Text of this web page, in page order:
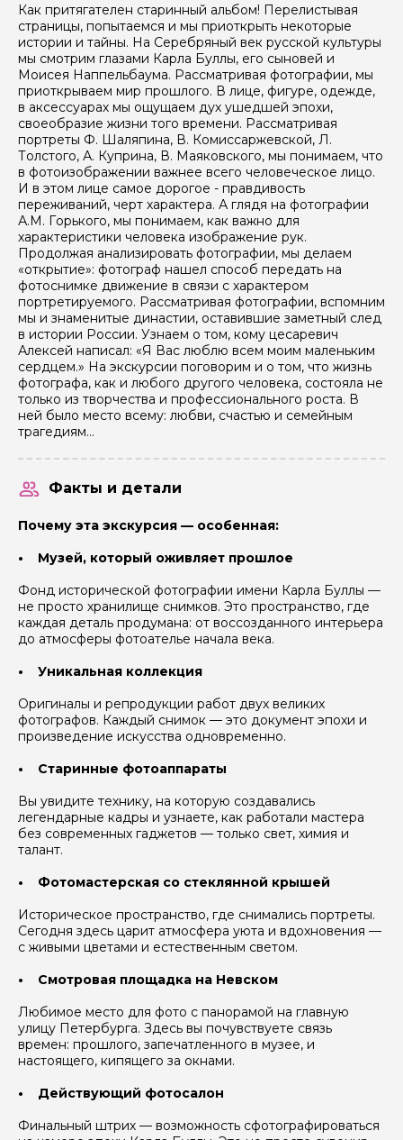
1 2 3
8 9 10 11 12
440 ₽
22 23 24 25 26 27
440 ₽
30
19
440 ₽
Как притягателен старинный альбом! Перелистывая
страницы, попытаемся и мы приоткрыть некоторые
истории и тайны. На Серебряный век русской культуры
мы смотрим глазами Карла Буллы, его сыновей и
Моисея Наппельбаума. Рассматривая фотографии, мы
приоткрываем мир прошлого. В лице, фигуре, одежде,
в аксессуарах мы ощущаем дух ушедшей эпохи,
своеобразие жизни того времени. Рассматривая
портреты Ф. Шаляпина, В. Комиссаржевской, Л.
Толстого, А. Куприна, В. Маяковского, мы понимаем, что
в фотоизображении важнее всего человеческое лицо.
И в этом лице самое дорогое - правдивость
переживаний, черт характера. А глядя на фотографии
А.М. Горького, мы понимаем, как важно для
характеристики человека изображение рук.
Продолжая анализировать фотографии, мы делаем
«открытие»: фотограф нашел способ передать на
фотоснимке движение в связи с характером
портретируемого. Рассматривая фотографии, вспомним
мы и знаменитые династии, оставившие заметный след
в истории России. Узнаем о том, кому цесаревич
Алексей написал: «Я Вас люблю всем моим маленьким
сердцем.» На экскурсии поговорим и о том, что жизнь
фотографа, как и любого другого человека, состояла не
только из творчества и профессионального роста. В
ней было место всему: любви, счастью и семейным
трагедиям…
Факты и детали
Почему эта экскурсия — особенная:
• Музей, который оживляет прошлое
Фонд исторической фотографии имени Карла Буллы —
не просто хранилище снимков. Это пространство, где
каждая деталь продумана: от воссозданного интерьера
до атмосферы фотоателье начала века.
• Уникальная коллекция
Оригиналы и репродукции работ двух великих
фотографов. Каждый снимок — это документ эпохи и
произведение искусства одновременно.
• Старинные фотоаппараты
Вы увидите технику, на которую создавались
легендарные кадры и узнаете, как работали мастера
без современных гаджетов — только свет, химия и
талант.
• Фотомастерская со стеклянной крышей
Историческое пространство, где снимались портреты.
Сегодня здесь царит атмосфера уюта и вдохновения —
с живыми цветами и естественным светом.
• Смотровая площадка на Невском
Любимое место для фото с панорамой на главную
улицу Петербурга. Здесь вы почувствуете связь
времен: прошлого, запечатленного в музее, и
настоящего, кипящего за окнами.
• Действующий фотосалон
Финальный штрих — возможность сфотографироваться